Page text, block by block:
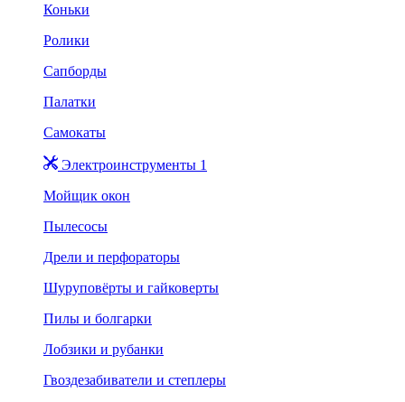
Коньки
Ролики
Сапборды
Палатки
Самокаты
Электроинструменты 1
Мойщик окон
Пылесосы
Дрели и перфораторы
Шуруповёрты и гайковерты
Пилы и болгарки
Лобзики и рубанки
Гвоздезабиватели и степлеры